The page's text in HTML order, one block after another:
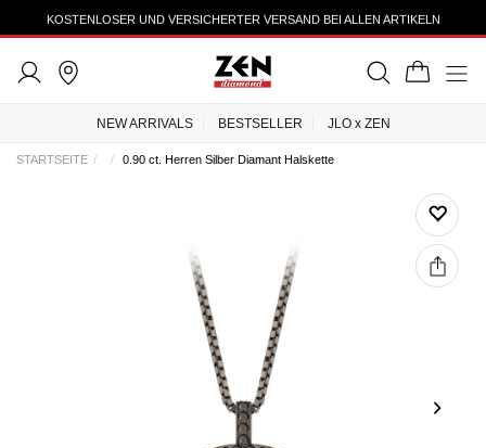
KOSTENLOSER UND VERSICHERTER VERSAND BEI ALLEN ARTIKELN
NEW ARRIVALS BESTSELLER JLO x ZEN
STARTSEITE 0.90 ct. Herren Silber Diamant Halskette